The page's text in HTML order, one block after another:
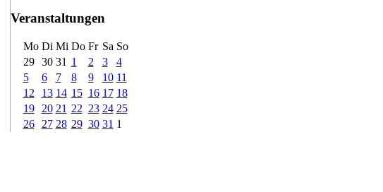
Veranstaltungen
Mo Di Mi Do Fr Sa So
29
30 31 1 2 3
4
5
6 7 8 9 10 11
12
13 14 15 16 17 18
19
20 21 22 23 24 25
26
27 28 29 30 31 1